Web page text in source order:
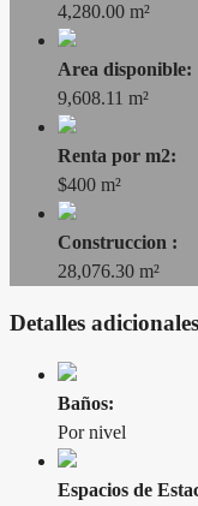
4,280.00 m²
Area disponible:
9,608.11 m²
Renta por m2:
$400 m²
Construccion :
28,076.30 m²
Detalles adicionales
Baños:
Por nivel
Espacios de